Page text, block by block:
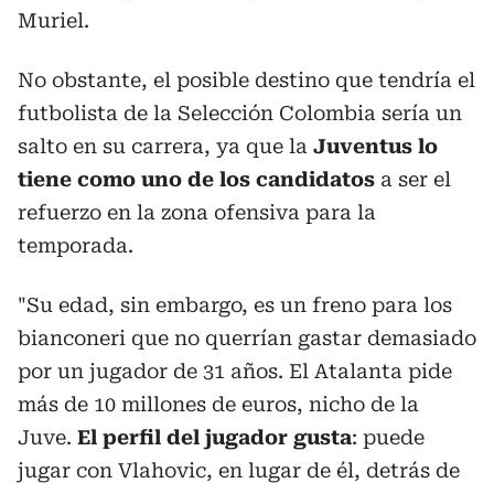
Muriel.
No obstante, el posible destino que tendría el
futbolista de la Selección Colombia sería un
salto en su carrera, ya que la Juventus lo
tiene como uno de los candidatos a ser el
refuerzo en la zona ofensiva para la
temporada.
"Su edad, sin embargo, es un freno para los
bianconeri que no querrían gastar demasiado
por un jugador de 31 años. El Atalanta pide
más de 10 millones de euros, nicho de la
Juve. El perfil del jugador gusta: puede
jugar con Vlahovic, en lugar de él, detrás de